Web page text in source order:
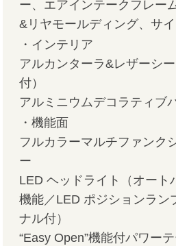
ー、エアインテークフレー
&リヤモールディング、サイ
・インテリア
アルカンターラ&レザーシ
付）
アルミニウムデコラティブ
・機能面
フルカラーマルチファンク
ー
LED ヘッドライト（オート
機能／LED ポジションラン
ナル付）
“Easy Open”機能付パワー